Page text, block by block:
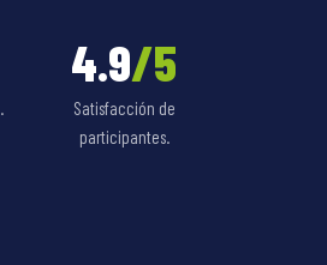
4.9/5
Satisfacción de
participantes.